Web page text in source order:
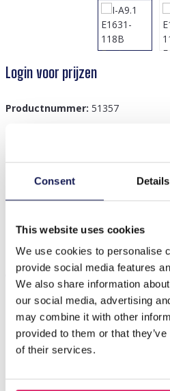
Consent Details
This website uses cookies
We use cookies to personalise
provide social media features
We also share information
our social media, advertising
may combine it with other
provided to them or that
of their services.
Login voor prijzen
Productnummer: 51357
Beschrijving
Anderen kochten ook